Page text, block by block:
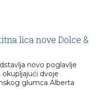
lica nove Dolce &
novo poglavlje
dvoje
glumca Alberta